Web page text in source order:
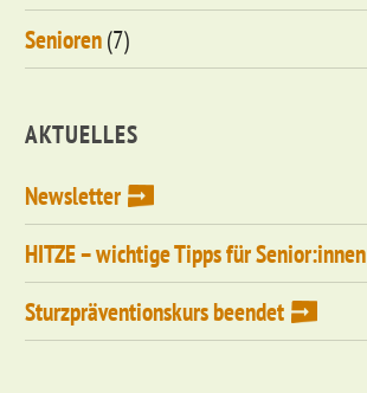
Senioren(7)
AKTUELLES
Newsletter
HITZE – wichtige Tipps für Senior:innen
Sturzpräventionskurs beendet